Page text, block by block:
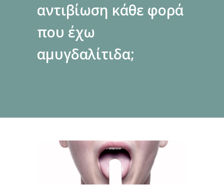
αντιβίωση κάθε φορά
που έχω
αμυγδαλίτιδα;